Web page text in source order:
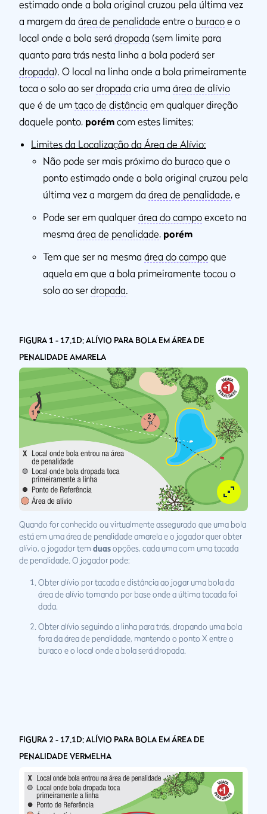
estimado onde a bola original cruzou pela última vez
a margem da área de penalidade entre o buraco e o
local onde a bola será dropada (sem limite para
quanto para trás nesta linha a bola poderá ser
dropada). O local na linha onde a bola primeiramente
toca o solo ao ser dropada cria uma área de alívio
que é de um taco de distância em qualquer direção
daquele ponto, porém com estes limites:
Limites da Localização da Área de Alívio:
Não pode ser mais próximo do buraco que o
ponto estimado onde a bola original cruzou pela
última vez a margem da área de penalidade, e
Pode ser em qualquer área do campo exceto na
mesma área de penalidade, porém
Tem que ser na mesma área do campo que
aquela em que a bola primeiramente tocou o
solo ao ser dropada.
FIGURA 1 - 17.1D: ALÍVIO PARA BOLA EM ÁREA DE
PENALIDADE AMARELA
Quando for conhecido ou virtualmente assegurado que uma bola
está em uma área de penalidade amarela e o jogador quer obter
alívio, o jogador tem duasopções, cada uma com uma tacada
de penalidade. O jogador pode:
Obter alívio por tacada e distância ao jogar uma bola da
área de alívio tomando por base onde a última tacada foi
dada.
Obter alívio seguindo a linha para trás, dropando uma bola
fora da área de penalidade, mantendo o ponto X entre o
buraco e o local onde a bola será dropada.
FIGURA 2 - 17.1D: ALÍVIO PARA BOLA EM ÁREA DE
PENALIDADE VERMELHA